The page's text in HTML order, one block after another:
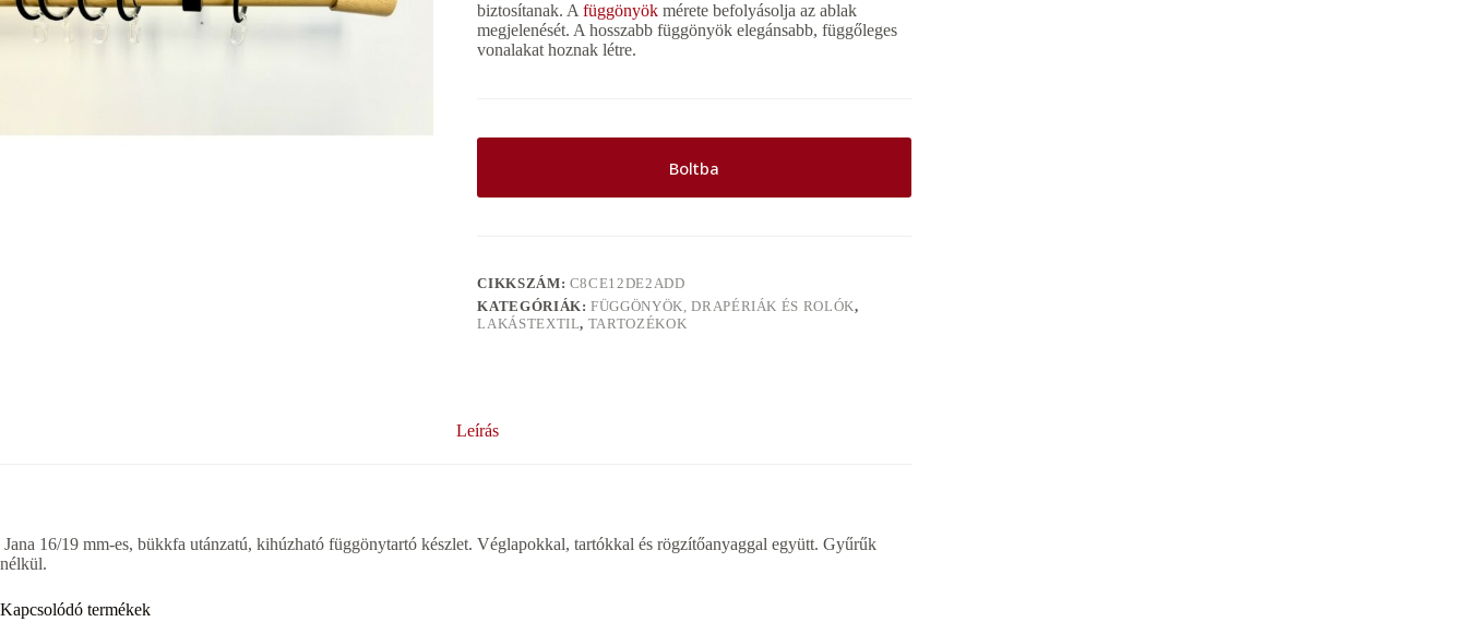
biztosítanak. Afüggönyök mérete befolyásolja az ablak
megjelenését. A hosszabb függönyök elegánsabb, függőleges
vonalakat hoznak létre.
Boltba
CIKKSZÁM: C8CE12DE2ADD
KATEGÓRIÁK:FÜGGÖNYÖK, DRAPÉRIÁK ÉS ROLÓK,
LAKÁSTEXTIL, TARTOZÉKOK
Leírás
Jana 16/19 mm-es, bükkfa utánzatú, kihúzható függönytartó készlet. Véglapokkal, tartókkal és rögzítőanyaggal együtt. Gyűrűk
nélkül.
Kapcsolódó termékek